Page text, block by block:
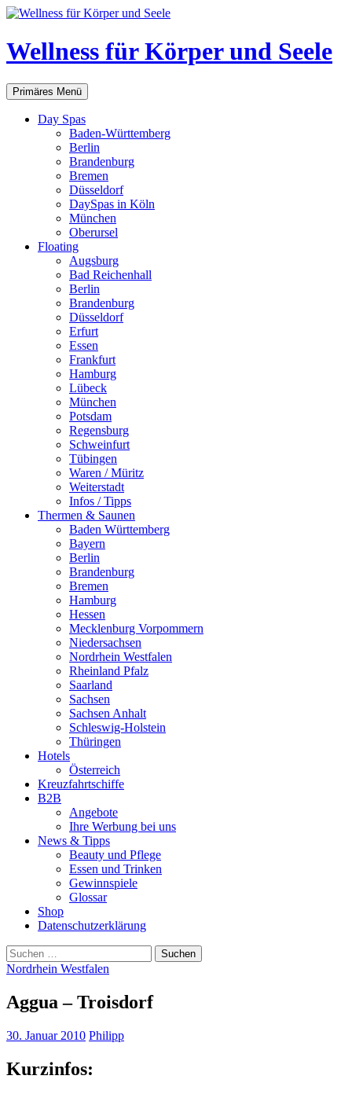
Zum
springen
Wellness für Körper und Seele
Suchen
Primäres Menü
Day Spas
Baden-Württemberg
Berlin
Brandenburg
Bremen
Düsseldorf
DaySpas in Köln
München
Oberursel
Floating
Augsburg
Bad Reichenhall
Berlin
Brandenburg
Düsseldorf
Erfurt
Essen
Frankfurt
Hamburg
Lübeck
München
Potsdam
Regensburg
Schweinfurt
Tübingen
Waren / Müritz
Weiterstadt
Infos / Tipps
Thermen & Saunen
Baden Württemberg
Bayern
Berlin
Brandenburg
Bremen
Hamburg
Hessen
Mecklenburg Vorpommern
Niedersachsen
Nordrhein Westfalen
Rheinland Pfalz
Saarland
Sachsen
Sachsen Anhalt
Schleswig-Holstein
Thüringen
Hotels
Österreich
Kreuzfahrtschiffe
B2B
Angebote
Ihre Werbung bei uns
News & Tipps
Beauty und Pflege
Essen und Trinken
Gewinnspiele
Glossar
Shop
Datenschutzerklärung
Suchen
nach:
Nordrhein Westfalen
Aggua – Troisdorf
30. Januar 2010 Philipp
Kurzinfos: